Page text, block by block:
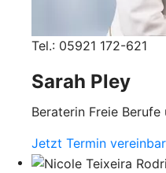
Tel.: 05921 172-621
Sarah Pley
Beraterin Freie
Jetzt Termin